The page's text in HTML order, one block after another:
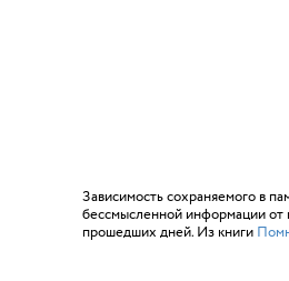
Зависимость сохраняемого в
бессмысленной информации от
прошедших дней. Из книги